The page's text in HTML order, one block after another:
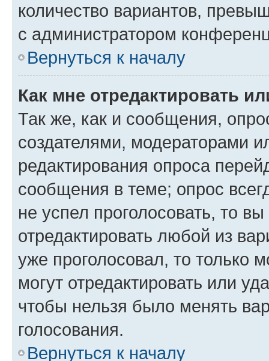
количество вариантов,
с администратором
Вернуться к началу
Как мне отредактировать
Так же, как и сообщения,
создателями, модераторами
редактирования опроса
сообщения в теме; опрос
не успел проголосовать, то
отредактировать любой из
уже проголосовал, то только
могут отредактировать или
чтобы нельзя было менять
голосования.
Вернуться к началу